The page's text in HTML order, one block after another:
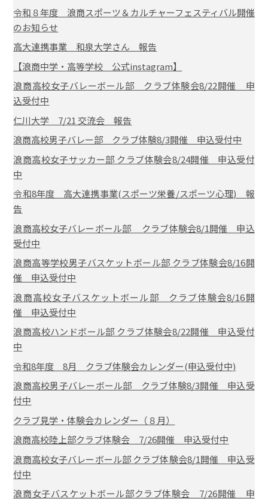
令和８年度 浪商スポーツ＆カルチャーフェスティバル開催
のお知らせ
高大連携事業 和泉大学さん 報告
【浪商中学・高等学校 公式instagram】
浪商高校女子バレーボール部 クラブ体験会8/22開催 申
込受付中
仁川大学 7/21 交流会 報告
浪商高校男子バレー部 クラブ体験8/3開催 申込受付中
浪商高校女子サッカー部 クラブ体験会8/24開催 申込受付
中
令和8年度 高大連携事業(スポーツ栄養/スポーツ心理) 報
告
浪商高校女子バレーボール部 クラブ体験会8/1開催 申込
受付中
浪商高等学校男子バスケットボール部 クラブ体験会8/16開
催 申込受付中
浪商高校女子バスケットボール部 クラブ体験会8/16開
催 申込受付中
浪商高校ハンドボール部 クラブ体験会8/22開催 申込受付
中
令和8年度 8月 クラブ体験会カレンダー(申込受付中)
浪商高校男子バレーボール部 クラブ体験8/3開催 申込受
付中
クラブ見学・体験会カレンダー（８月）
浪商高校陸上部クラブ体験会 7/26開催 申込受付中
浪商高校女子バレーボール部 クラブ体験会8/1開催 申込受
付中
浪商女子バスケットボール部クラブ体験会 7/26開催 申